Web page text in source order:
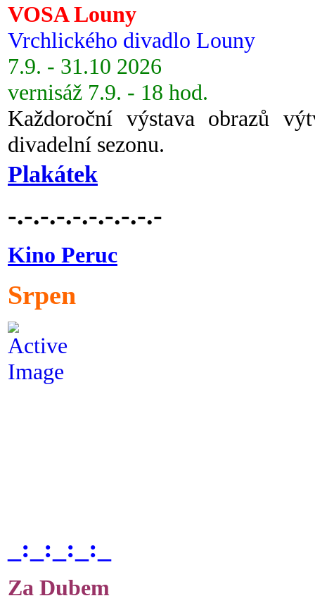
VOSA Louny
Vrchlického divadlo Louny
7.9. - 31.10 2026
vernisáž 7.9. - 18 hod.
Každoroční výstava obrazů
divadelní sezonu.
Plakátek
-.-.-.-.-.-.-.-.-.-
Kino Peruc
Srpen
_:_:_:_:_
Za Dubem